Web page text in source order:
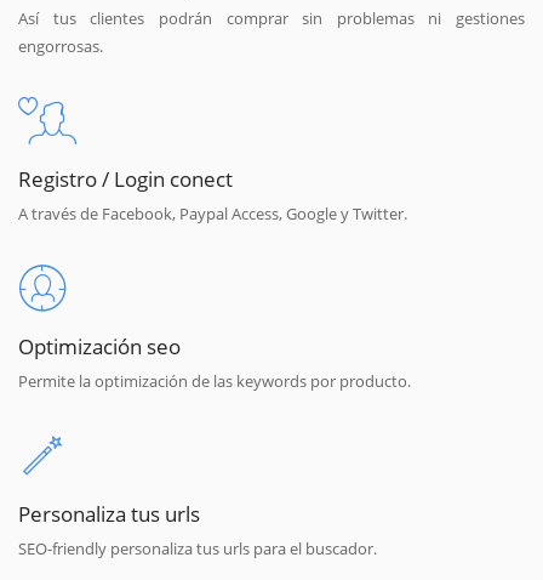
Así tus clientes podrán comprar sin problemas ni gestiones
engorrosas.
Registro / Login conect
A través de Facebook, Paypal Access, Google y Twitter.
Optimización seo
Permite la optimización de las keywords por producto.
Personaliza tus urls
SEO-friendly personaliza tus urls para el buscador.